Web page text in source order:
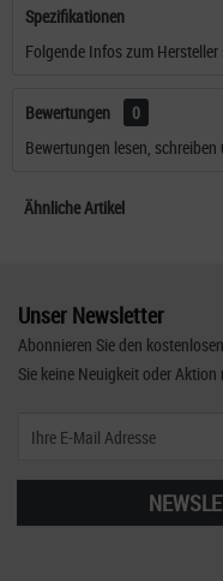
Spezifikationen
Folgende Infos zum Hersteller
Bewertungen
0
Bewertungen lesen, schreiben
Ähnliche Artikel
Unser Newsletter
Abonnieren Sie den
Sie keine Neuigkeit oder Aktion